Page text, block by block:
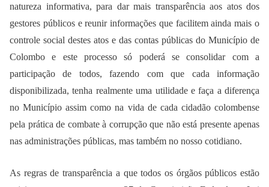
natureza informativa, para dar mais transparência aos atos dos
gestores públicos e reunir informações que facilitem ainda mais o
controle social destes atos e das contas públicas do Município de
Colombo e este processo só poderá se consolidar com a
participação de todos, fazendo com que cada informação
disponibilizada, tenha realmente uma utilidade e faça a diferença
no Município assim como na vida de cada cidadão colombense
pela prática de combate à corrupção que não está presente apenas
nas administrações públicas, mas também no nosso cotidiano.
As regras de transparência a que todos os órgãos públicos estão